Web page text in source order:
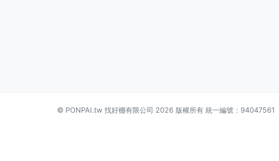
© PONPAI.tw 找好棚有限公司 2026 版權所有 統一編號：94047561